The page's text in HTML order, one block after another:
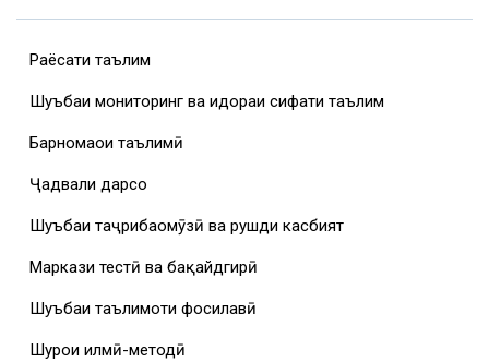
Раёсати таълим
Шуъбаи мониторинг ва идораи сифати таълим
Барномаҳои таълимӣ
Ҷадвали дарсҳо
Шуъбаи таҷрибаомӯзӣ ва рушди касбият
Маркази тестӣ ва бақайдгирӣ
Шуъбаи таълимоти фосилавӣ
Шурои илмӣ-методӣ